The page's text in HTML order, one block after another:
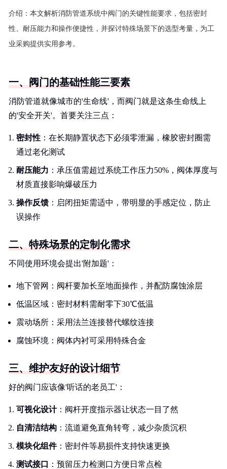
介绍： 本文解析消防管道系统中阀门的关键性能要求，包括密封
性、耐压能力和操作便捷性，并探讨特殊场景下的选型考量，为工
业采购提供实用参考。
一、阀门的基础性能三要素
消防管道就像城市的'生命线'，而阀门就是这条生命线上
的'安全开关'。首要关注三点：
密封性 ：在长期静置状态下必须零泄漏，橡胶密封圈需
通过老化测试
耐压能力 ：承压值需超过系统工作压力50%，阀体厚度与
材质直接影响爆破压力
操作反馈 ：启闭扭矩需适中，带明显的手感定位，防止
误操作
二、特殊场景的定制化需求
不同使用环境会提出'附加题'：
地下管网：阀杆要加长至地面操作，并配防腐蚀涂层
低温区域：密封材料需耐零下30℃低温
震动场所：采用法兰连接替代螺纹连接
腐蚀环境：阀体内衬可采用特殊合金
三、维护友好的设计细节
好的阀门应该像'听话的老员工'：
可视化设计：阀杆开度指示器让状态一目了然
自清洁结构 ：流道避免直角转弯，减少杂质沉积
模块化组件：密封件等易损件支持快速更换
测试接口 ：预留压力检测口方便日常点检